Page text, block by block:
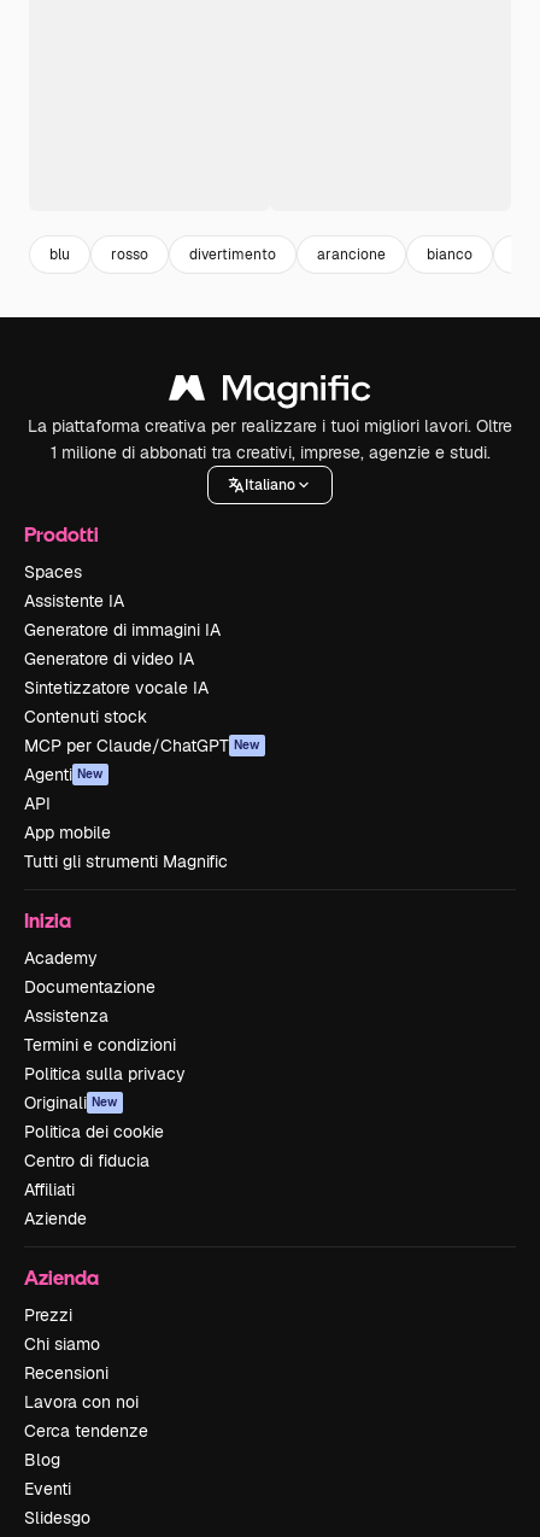
blu rosso divertimento arancione bianco
La piattaforma creativa per realizzare i tuoi migliori lavori. Oltre
1 milione di abbonati tra creativi, imprese, agenzie e studi.
Italiano
Prodotti
Spaces
Assistente IA
Generatore di immagini IA
Generatore di video IA
Sintetizzatore vocale IA
Contenuti stock
MCP per Claude/ChatGPT New
Agenti New
API
App mobile
Tutti gli strumenti Magnific
Inizia
Academy
Documentazione
Assistenza
Termini e condizioni
Politica sulla privacy
Originali New
Politica dei cookie
Centro di fiducia
Affiliati
Aziende
Azienda
Prezzi
Chi siamo
Recensioni
Lavora con noi
Cerca tendenze
Blog
Eventi
Slidesgo